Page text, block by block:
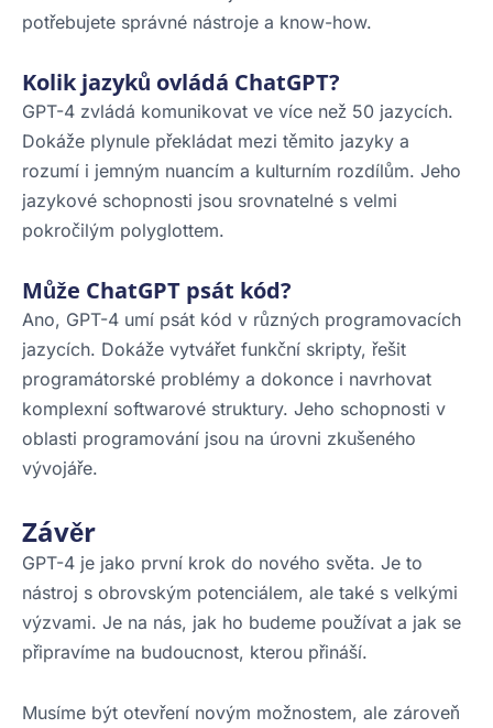
potřebujete správné nástroje a know-how.
Kolik jazyků ovládá ChatGPT?
GPT-4 zvládá komunikovat ve více než 50 jazycích.
Dokáže plynule překládat mezi těmito jazyky a
rozumí i jemným nuancím a kulturním rozdílům. Jeho
jazykové schopnosti jsou srovnatelné s velmi
pokročilým polyglottem.
Může ChatGPT psát kód?
Ano, GPT-4 umí psát kód v různých programovacích
jazycích. Dokáže vytvářet funkční skripty, řešit
programátorské problémy a dokonce i navrhovat
komplexní softwarové struktury. Jeho schopnosti v
oblasti programování jsou na úrovni zkušeného
vývojáře.
Závěr
GPT-4 je jako první krok do nového světa. Je to
nástroj s obrovským potenciálem, ale také s velkými
výzvami. Je na nás, jak ho budeme používat a jak se
připravíme na budoucnost, kterou přináší.
Musíme být otevření novým možnostem, ale zároveň